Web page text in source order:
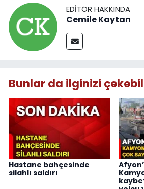
EDITÖR HAKKINDA
Cemile Kaytan
Bunlar da ilginizi
Hastane bahçesinde
silahlı saldırı